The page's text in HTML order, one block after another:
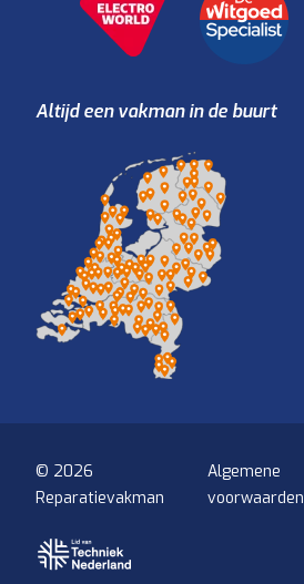
Altijd een vakman in de buurt
© 2026
Reparatievakman
Algemene
voorwaarden